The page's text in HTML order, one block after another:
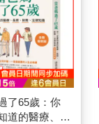
了65歲：你
道的醫療、長